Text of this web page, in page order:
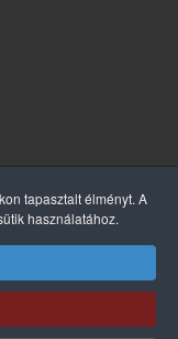
JOG FENNTARTVA.
tapasztalt élményt. A
használatához.